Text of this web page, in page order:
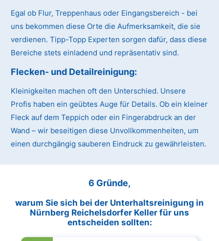
Egal ob Flur, Treppenhaus oder Eingangsbereich - bei
uns bekommen diese Orte die Aufmerksamkeit, die sie
verdienen. Tipp-Topp Experten sorgen dafür, dass diese
Bereiche stets einladend und repräsentativ sind.
Flecken- und Detailreinigung:
Kleinigkeiten machen oft den Unterschied. Unsere
Profis haben ein geübtes Auge für Details. Ob ein kleiner
Fleck auf dem Teppich oder ein Fingerabdruck an der
Wand – wir beseitigen diese Unvollkommenheiten, um
einen durchgängig sauberen Eindruck zu gewährleisten.
6 Gründe,
warum Sie sich bei der Unterhaltsreinigung in
Nürnberg Reichelsdorfer Keller für uns
entscheiden sollten: